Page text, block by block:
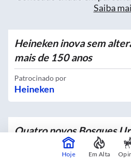
Saiba
Heineken inova sem
mais de 150 anos
Patrocinado por
Heineken
Quatro novos Bosques
mais de 4 mil mudas no
Hoje Em Alta